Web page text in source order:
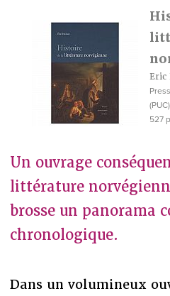
Eric
(PUC)
527
Un ouvrage
littérature
brosse un panorama
chronologique.
Dans un volumineux